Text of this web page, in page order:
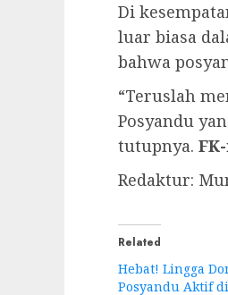
Di
luar biasa
bahwa
“Teruslah
Posyandu
tutupnya.
Redaktur:
Related
Hebat! Lingga
Posyandu Aktif